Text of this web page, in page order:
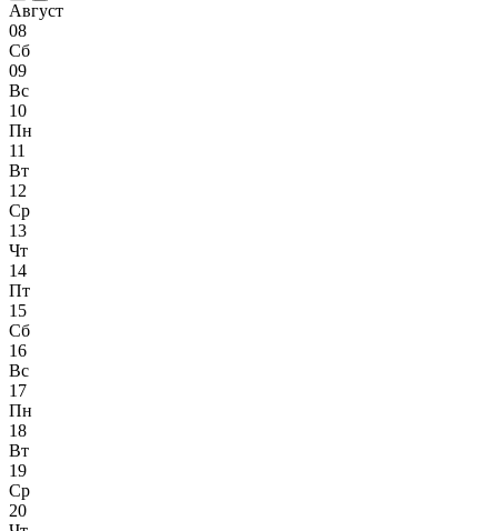
Август
08
Сб
09
Вс
10
Пн
11
Вт
12
Ср
13
Чт
14
Пт
15
Сб
16
Вс
17
Пн
18
Вт
19
Ср
20